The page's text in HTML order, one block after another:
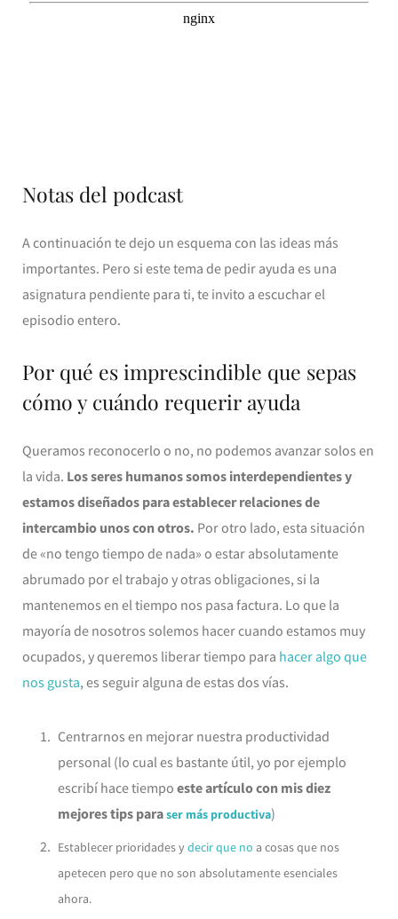
Notas del podcast
A continuación te dejo un esquema con las ideas más
importantes. Pero si este tema de pedir ayuda es una
asignatura pendiente para ti, te invito a escuchar el
episodio entero.
Por qué es imprescindible que sepas
cómo y cuándo requerir ayuda
Queramos reconocerlo o no, no podemos avanzar solos en
la vida. Los seres humanos somos interdependientes y
estamos diseñados para establecer relaciones de
intercambio unos con otros. Por otro lado, esta situación
de «no tengo tiempo de nada» o estar absolutamente
abrumado por el trabajo y otras obligaciones, si la
mantenemos en el tiempo nos pasa factura. Lo que la
mayoría de nosotros solemos hacer cuando estamos muy
ocupados, y queremos liberar tiempo para hacer algo que
nos gusta, es seguir alguna de estas dos vías.
Centrarnos en mejorar nuestra productividad
personal (lo cual es bastante útil, yo por ejemplo
escribí hace tiempo este artículo con mis diez
mejores tips paraser más productiva)
Establecer prioridades ydecir que no a cosas que nos
apetecen pero que no son absolutamente esenciales
ahora.